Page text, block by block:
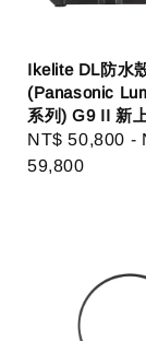
Ikelite DL防水
(Panasonic
系列) G9 II 新
Regular
price
NT$ 50,800 -
59,800